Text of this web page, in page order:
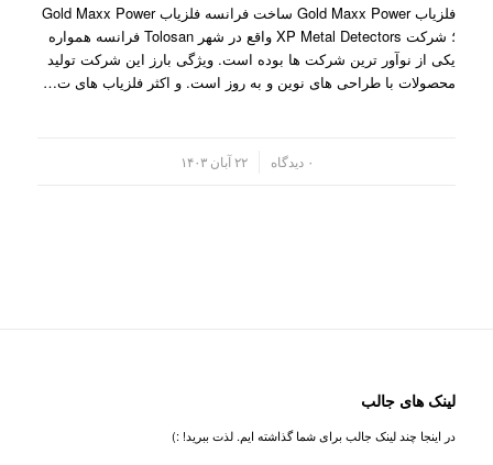
فلزیاب Gold Maxx Power ساخت فرانسه فلزیاب Gold Maxx Power
؛ شرکت XP Metal Detectors واقع در شهر Tolosan فرانسه همواره
یکی از نوآور ترین شرکت ها بوده است. ویژگی بارز این شرکت تولید
محصولات با طراحی های نوین و به روز است. و اکثر فلزیاب های ت…
۰ دیدگاه ۲۲ آبان ۱۴۰۳
لینک های جالب
در اینجا چند لینک جالب برای شما گذاشته ایم. لذت ببرید! :)